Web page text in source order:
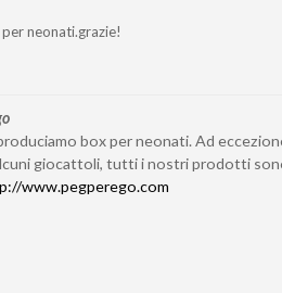
neonati.grazie!
box per neonati. Ad
giocattoli, tutti i nostri prodotti
www.pegperego.com